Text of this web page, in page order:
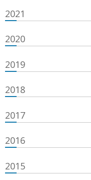
2021
2020
2019
2018
2017
2016
2015